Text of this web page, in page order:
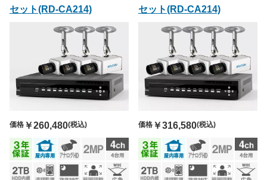
セット(RD-CA214)
価格 ￥260,480(税込)
セット(RD-CA214)
価格￥316,580(税込)